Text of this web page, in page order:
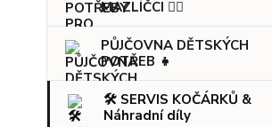
MAZLÍČCI 🐕‍🦺
PŮJČOVNA DĚTSKÝCH
POTŘEB 👧
🛠️ SERVIS KOČÁRKŮ &
Náhradní díly